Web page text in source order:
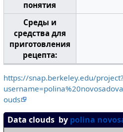
понятия
Среды и
средства для
приготовления
рецепта:
https://snap.berkeley.edu/
ouds